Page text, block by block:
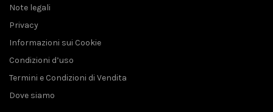
Note legali
Privacy
Informazioni sui Cookie
Condizioni d’uso
Termini e Condizioni di Vendita
Dove siamo